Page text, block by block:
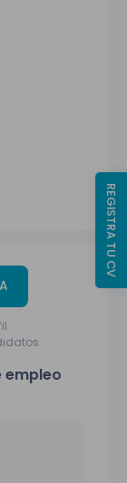
empleo
REGISTRA TU CV